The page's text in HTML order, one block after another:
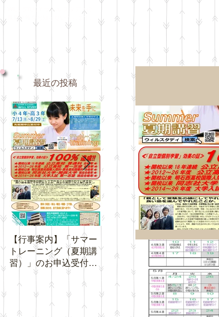
WILL STUDY ウィル スタディの
最新情報をお知らせいたします。
最近の投稿
【行事案内】「サマー
トレーニング（夏期講
習）」のお申込受付を
開始いたします。
【お知らせ】夏休み期
間中の「通常トレーニ
【お
ジネ
クチ
い。